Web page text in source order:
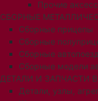
Прочие
СБОРНЫЕ
Сборные прицепы
Сборные
Сборные
Сборные модели
ДЕТАЛИ И ЗАПЧАСТИ
Детали, узлы,